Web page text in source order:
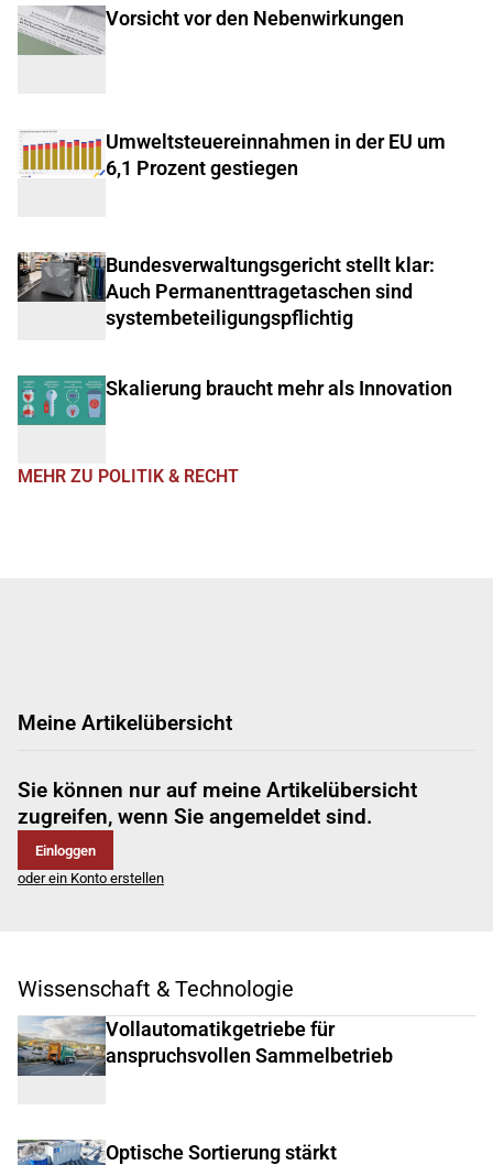
Vorsicht vor den Nebenwirkungen
Umweltsteuereinnahmen in der EU um
6,1 Prozent gestiegen
Bundesverwaltungsgericht stellt klar:
Auch Permanenttragetaschen sind
systembeteiligungspflichtig
Skalierung braucht mehr als Innovation
MEHR ZU POLITIK & RECHT
Meine Artikelübersicht
Sie können nur auf meine Artikelübersicht
zugreifen, wenn Sie angemeldet sind.
Einloggen
oder ein Konto erstellen
Wissenschaft & Technologie
Vollautomatikgetriebe für
anspruchsvollen Sammelbetrieb
Optische Sortierung stärkt